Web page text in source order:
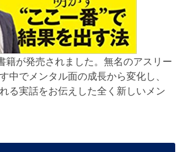
籍が発売されました。無名のアスリー
中でメンタル面の成長から変化し、
る実話をお伝えした全く新しいメン